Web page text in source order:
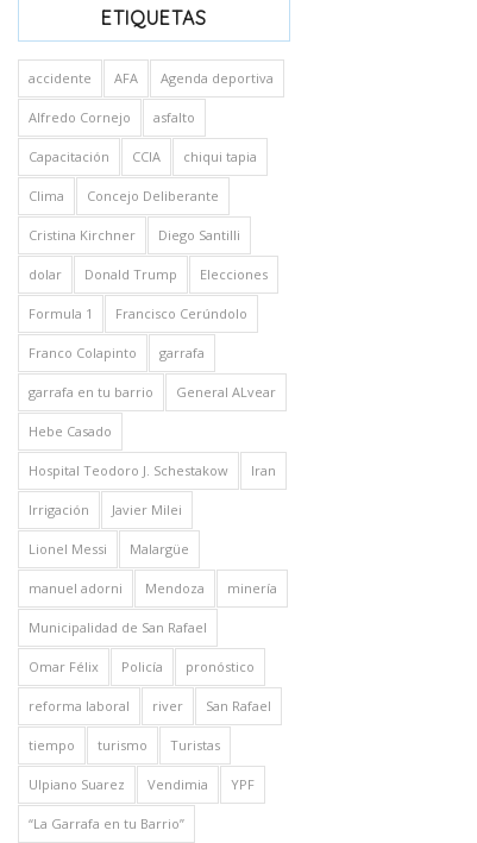
ETIQUETAS
accidente AFA Agenda deportiva
Alfredo Cornejo asfalto
Capacitación CCIA chiqui tapia
Clima Concejo Deliberante
Cristina Kirchner Diego Santilli
dolar Donald Trump Elecciones
Formula 1 Francisco Cerúndolo
Franco Colapinto garrafa
garrafa en tu barrio General ALvear
Hebe Casado
Hospital Teodoro J. Schestakow Iran
Irrigación Javier Milei
Lionel Messi Malargüe
manuel adorni Mendoza minería
Municipalidad de San Rafael
Omar Félix Policía pronóstico
reforma laboral river San Rafael
tiempo turismo Turistas
Ulpiano Suarez Vendimia YPF
“La Garrafa en tu Barrio”